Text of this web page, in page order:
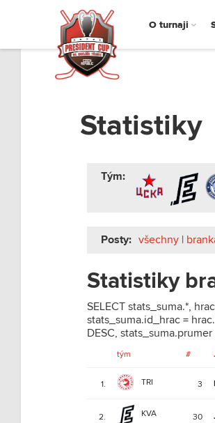
O turnaji
Statistiky
Tým:
Posty: všechny |
Statistiky
SELECT stats_suma.*,
stats_suma.id_hrac =
DESC,
tým #
1. TRI 3
2. KVA 30